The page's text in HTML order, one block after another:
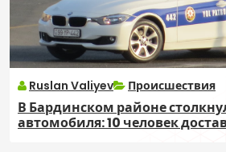
Ruslan Valiyev Происшествия
В Бардинском районе
автомобиля: 10 человек